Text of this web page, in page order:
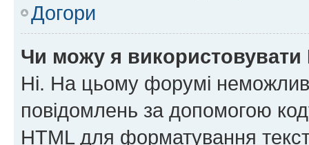
Догори
Чи можу я використовувати
Ні. На цьому форумі
повідомлень за допомогою
HTML для форматування